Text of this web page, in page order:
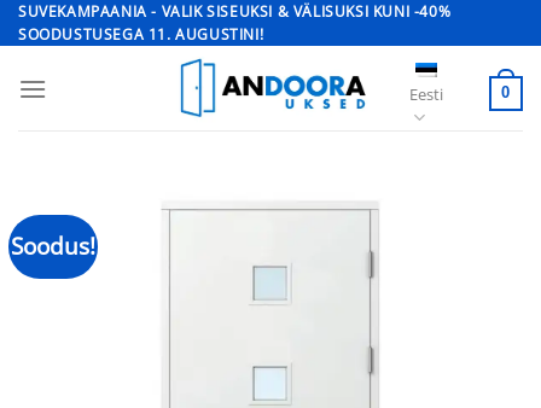
Skip
to
SUVEKAMPAANIA - VALIK SISEUKSI & VÄLISUKSI KUNI -40%
SOODUSTUSEGA 11. AUGUSTINI!
Eesti 0
Soodus!